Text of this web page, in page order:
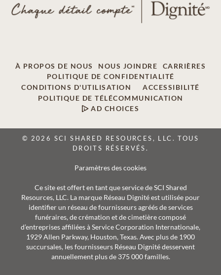
À PROPOS DE NOUS NOUS JOINDRE
CARRIÈRES
POLITIQUE DE CONFIDENTIALITÉ
CONDITIONS D'UTILISATION
ACCESSIBILITÉ
POLITIQUE DE TÉLÉCOMMUNICATION
AD CHOICES
© 2026 SCI SHARED RESOURCES, LLC. TOUS
DROITS RÉSERVÉS.
Paramètres des cookies
Ce site est offert en tant que service de SCI Shared
Resources, LLC. La marque Réseau Dignité est utilisée pour
identifier un réseau de fournisseurs agréés de services
funéraires, de crémation et de cimetière composé
d’entreprises affiliées à Service Corporation Internationale,
1929 Allen Parkway, Houston, Texas. Avec plus de 1900
succursales, les fournisseurs Réseau Dignité desservent
annuellement plus de 375 000 familles.